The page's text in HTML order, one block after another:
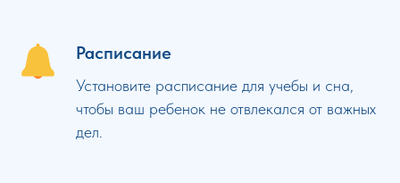
Расписание
Установите расписание для учебы и сна,
чтобы ваш ребенок не отвлекался от важных
дел.